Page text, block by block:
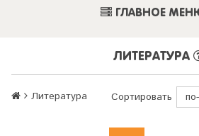
ГЛАВНОЕ
ЛИТЕРАТУРА
Литература Сортировать